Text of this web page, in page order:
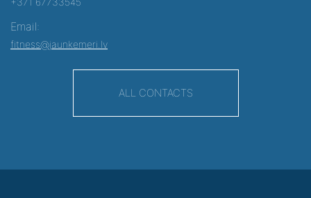
Email:
fitness@jaunkemeri.lv
ALL CONTACTS